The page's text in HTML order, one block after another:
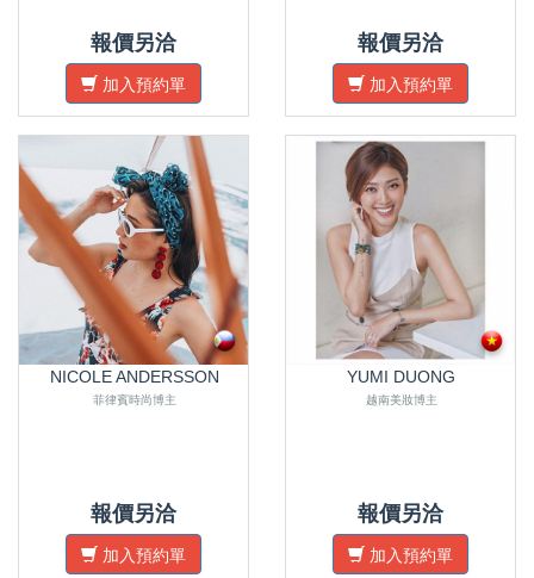
報價另洽
加入預約單
報價另洽
加入預約單
NICOLE ANDERSSON
菲律賓時尚博主
報價另洽
加入預約單
YUMI DUONG
越南美妝博主
報價另洽
加入預約單